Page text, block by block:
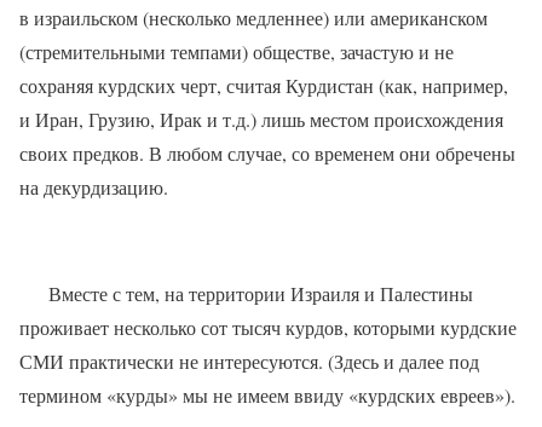
в израильском (несколько медленнее) или американском
(стремительными темпами) обществе, зачастую и не
сохраняя курдских черт, считая Курдистан (как, например,
и Иран, Грузию, Ирак и т.д.) лишь местом происхождения
своих предков. В любом случае, со временем они обречены
на декурдизацию.
Вместе с тем, на территории Израиля и Палестины
проживает несколько сот тысяч курдов, которыми курдские
СМИ практически не интересуются. (Здесь и далее под
термином «курды» мы не имеем ввиду «курдских евреев»).